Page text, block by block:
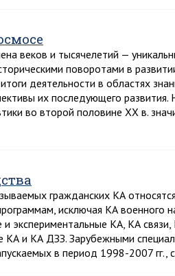
веков и тысячелетий —
поворотами в
деятельности в областях
их последующего развития.
во второй половине XX в.
гражданских КА
исключая КА военного
и экспериментальные КА, КА
КА и КА ДЗЗ. Зарубежными
в период 1998-2007 гг.,